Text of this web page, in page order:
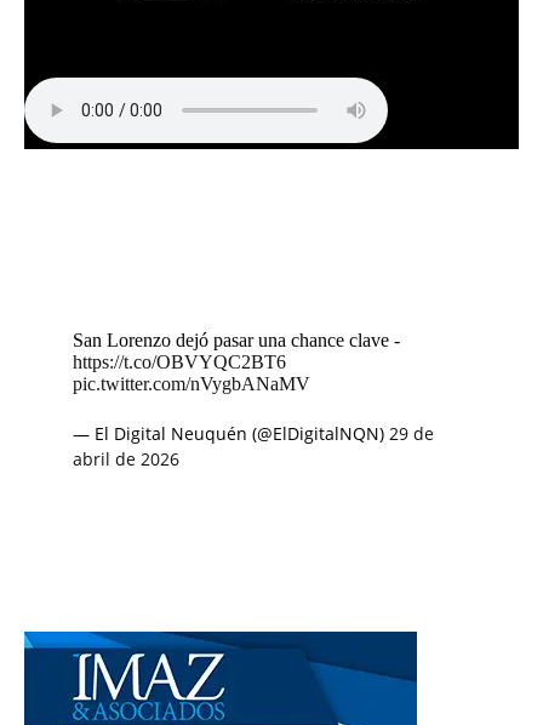
San Lorenzo dejó pasar una chance clave -
https://t.co/OBVYQC2BT6
pic.twitter.com/nVygbANaMV
— El Digital Neuquén (@ElDigitalNQN) 29 de
abril de 2026